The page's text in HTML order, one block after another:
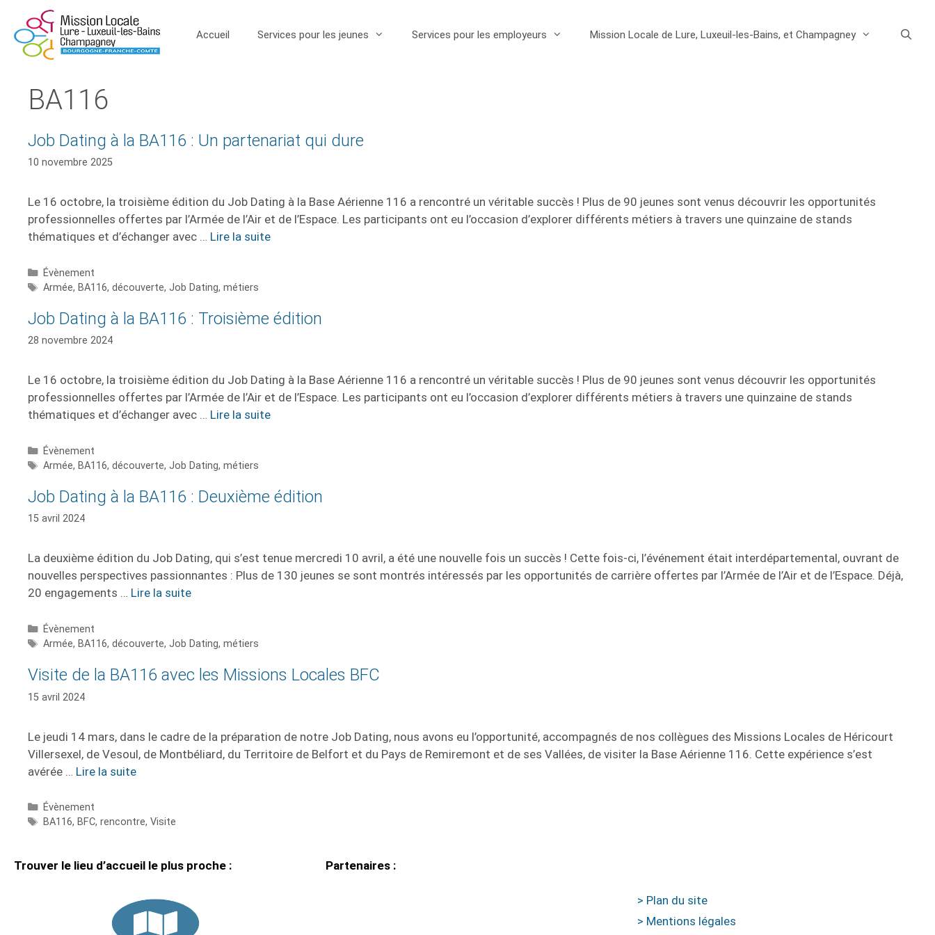
Accueil Services pour les jeunes Services pour les employeurs Mission Locale de Lure, Luxeuil-les-Bains, et Champagney
BA116
Job Dating à la BA116 : Un partenariat qui dure
10 novembre 2025
Le 16 octobre, la troisième édition du Job Dating à la Base Aérienne 116 a rencontré un véritable succès ! Plus de 90 jeunes sont venus découvrir les opportunités
professionnelles offertes par l’Armée de l’Air et de l’Espace. Les participants ont eu l’occasion d’explorer différents métiers à travers une quinzaine de stands
thématiques et d’échanger avec … Lire la suite
Évènement
Armée, BA116, découverte, Job Dating, métiers
Job Dating à la BA116 : Troisième édition
28 novembre 2024
Le 16 octobre, la troisième édition du Job Dating à la Base Aérienne 116 a rencontré un véritable succès ! Plus de 90 jeunes sont venus découvrir les opportunités
professionnelles offertes par l’Armée de l’Air et de l’Espace. Les participants ont eu l’occasion d’explorer différents métiers à travers une quinzaine de stands
thématiques et d’échanger avec … Lire la suite
Évènement
Armée, BA116, découverte, Job Dating, métiers
Job Dating à la BA116 : Deuxième édition
15 avril 2024
La deuxième édition du Job Dating, qui s’est tenue mercredi 10 avril, a été une nouvelle fois un succès ! Cette fois-ci, l’événement était interdépartemental, ouvrant de
nouvelles perspectives passionnantes : Plus de 130 jeunes se sont montrés intéressés par les opportunités de carrière offertes par l’Armée de l’Air et de l’Espace. Déjà,
20 engagements … Lire la suite
Évènement
Armée, BA116, découverte, Job Dating, métiers
Visite de la BA116 avec les Missions Locales BFC
15 avril 2024
Le jeudi 14 mars, dans le cadre de la préparation de notre Job Dating, nous avons eu l’opportunité, accompagnés de nos collègues des Missions Locales de Héricourt
Villersexel, de Vesoul, de Montbéliard, du Territoire de Belfort et du Pays de Remiremont et de ses Vallées, de visiter la Base Aérienne 116. Cette expérience s’est
avérée … Lire la suite
Évènement
BA116, BFC, rencontre, Visite
Trouver le lieu d’accueil le plus proche : Partenaires :
> Plan du site
> Mentions légales